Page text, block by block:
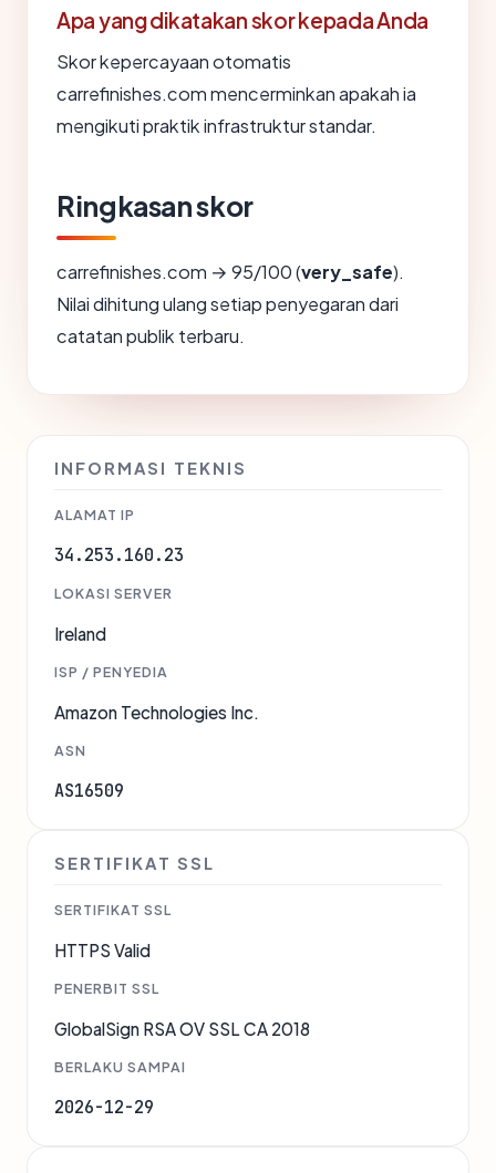
Apa yang dikatakan skor kepada Anda
Skor kepercayaan otomatis
carrefinishes.com mencerminkan apakah ia
mengikuti praktik infrastruktur standar.
Ringkasan skor
carrefinishes.com → 95/100 (very_safe).
Nilai dihitung ulang setiap penyegaran dari
catatan publik terbaru.
INFORMASI TEKNIS
ALAMAT IP
34.253.160.23
LOKASI SERVER
Ireland
ISP / PENYEDIA
Amazon Technologies Inc.
ASN
AS16509
SERTIFIKAT SSL
SERTIFIKAT SSL
HTTPS Valid
PENERBIT SSL
GlobalSign RSA OV SSL CA 2018
BERLAKU SAMPAI
2026-12-29